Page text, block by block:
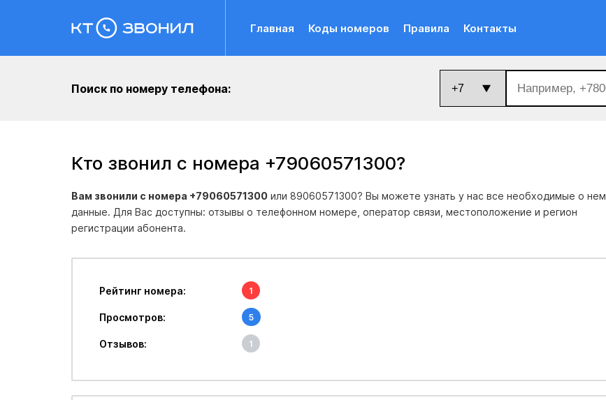
Главная Коды номеров Правила Контакты
Поиск по номеру телефона:
Кто звонил с номера +79060571300?
Вам звонили с номера +79060571300 или 89060571300? Вы можете узнать у нас все необходимые о нем
данные. Для Вас доступны: отзывы о телефонном номере, оператор связи, местоположение и регион
регистрации абонента.
Рейтинг номера: 1
Просмотров: 5
Отзывов: 1